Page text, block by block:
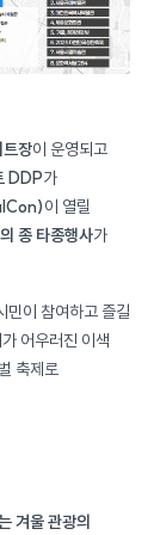
장이 운영되고
DDP가
이 열릴
종 타종행사가
겨울 관광의